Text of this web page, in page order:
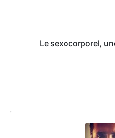
Le sexocorporel,